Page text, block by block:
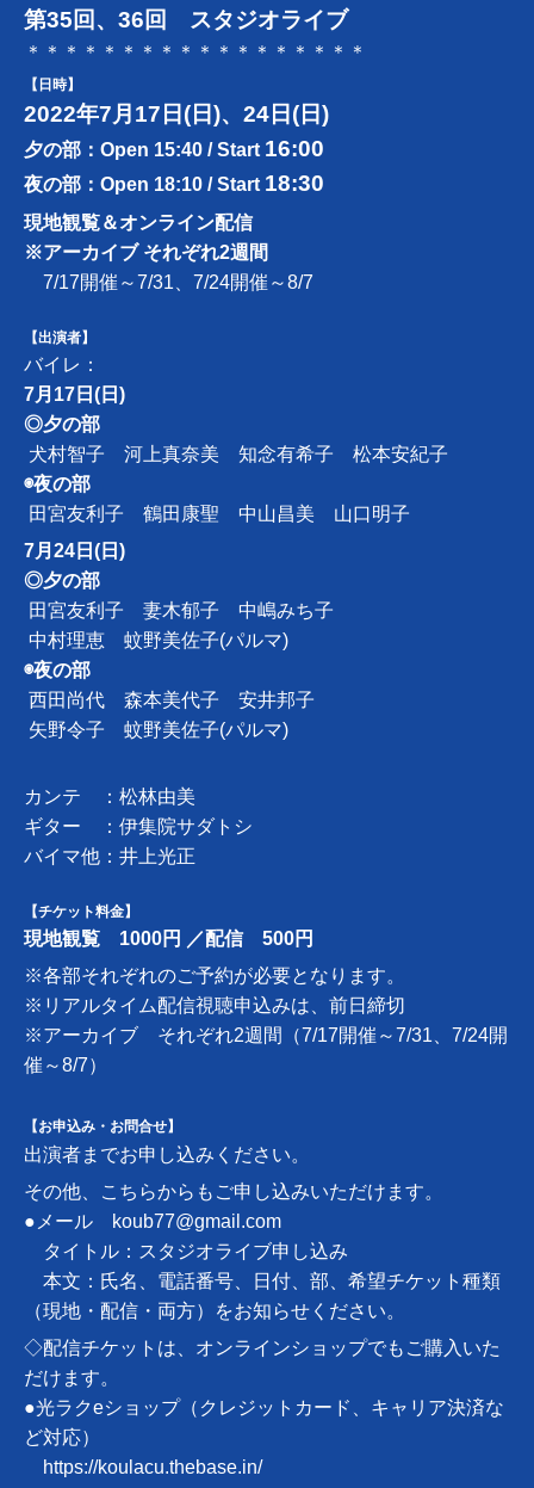
第35回、36回 スタジオライブ
＊＊＊＊＊＊＊＊＊＊＊＊＊＊＊＊＊＊
【日時】
2022年7月17日(日)、24日(日)
夕の部：Open 15:40 / Start 16:00
夜の部：Open 18:10 / Start 18:30
現地観覧＆オンライン配信
※アーカイブ それぞれ2週間
7/17開催～7/31、7/24開催～8/7
【出演者】
バイレ：
7月17日(日)
◎夕の部
犬村智子 河上真奈美 知念有希子 松本安紀子
◉夜の部
田宮友利子 鶴田康聖 中山昌美 山口明子
7月24日(日)
◎夕の部
田宮友利子 妻木郁子 中嶋みち子
中村理恵 蚊野美佐子(パルマ)
◉夜の部
西田尚代 森本美代子 安井邦子
矢野令子 蚊野美佐子(パルマ)
カンテ ：松林由美
ギター ：伊集院サダトシ
バイマ他：井上光正
【チケット料金】
現地観覧 1000円 ／配信 500円
※各部それぞれのご予約が必要となります。
※リアルタイム配信視聴申込みは、前日締切
※アーカイブ それぞれ2週間（7/17開催～7/31、7/24開
催～8/7）
【お申込み・お問合せ】
出演者までお申し込みください。
その他、こちらからもご申し込みいただけます。
●メール
koub77@gmail.com
タイトル：スタジオライブ申し込み
本文：氏名、電話番号、日付、部、希望チケット種類
（現地・配信・両方）をお知らせください。
◇配信チケットは、オンラインショップでもご購入いた
だけます。
●光ラクeショップ（クレジットカード、キャリア決済な
ど対応）
https://koulacu.thebase.in/